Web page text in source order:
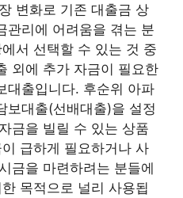
변화로 기존 대출금 상
관리에 어려움을 겪는 분
서 선택할 수 있는 것 중
외에 추가 자금이 필요한
대출입니다. 후순위 아파
보대출(선배대출)을 설정
금을 빌릴 수 있는 상품
급하게 필요하거나 사
금을 마련하려는 분들에
목적으로 널리 사용됩